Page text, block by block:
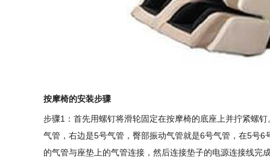
按摩椅的安装步骤
步骤1：首先用螺钉将滑轮固定在按摩椅的底座上并拧紧螺
气管，右边是5号气管，臀部振动气管就是6号气管，在5号
的气管与座垫上的气管连接，然后连接垫子的电源连接线完